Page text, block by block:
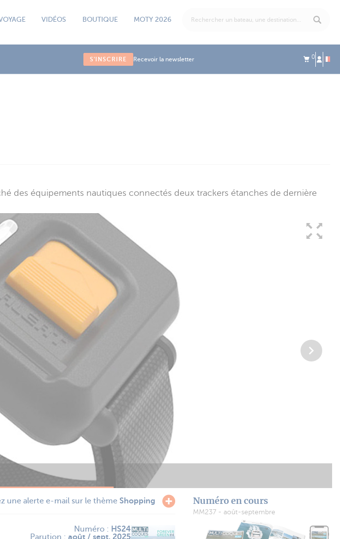
VIDÉOS BOUTIQUE MOTY 2026
S'INSCRIRE Recevoir la newsletter 0
des équipements nautiques connectés deux trackers étanches de dernière
une alerte e-mail sur le thème Shopping
Numéro : HS24
Parution : août / sept. 2025
Numéro en cours
MM237 - août-septembre